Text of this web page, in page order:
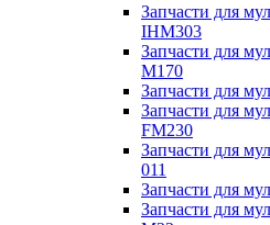
Запчасти для
IHM303
Запчасти для
M170
Запчасти для
Запчасти для
FM230
Запчасти для
011
Запчасти для
Запчасти для